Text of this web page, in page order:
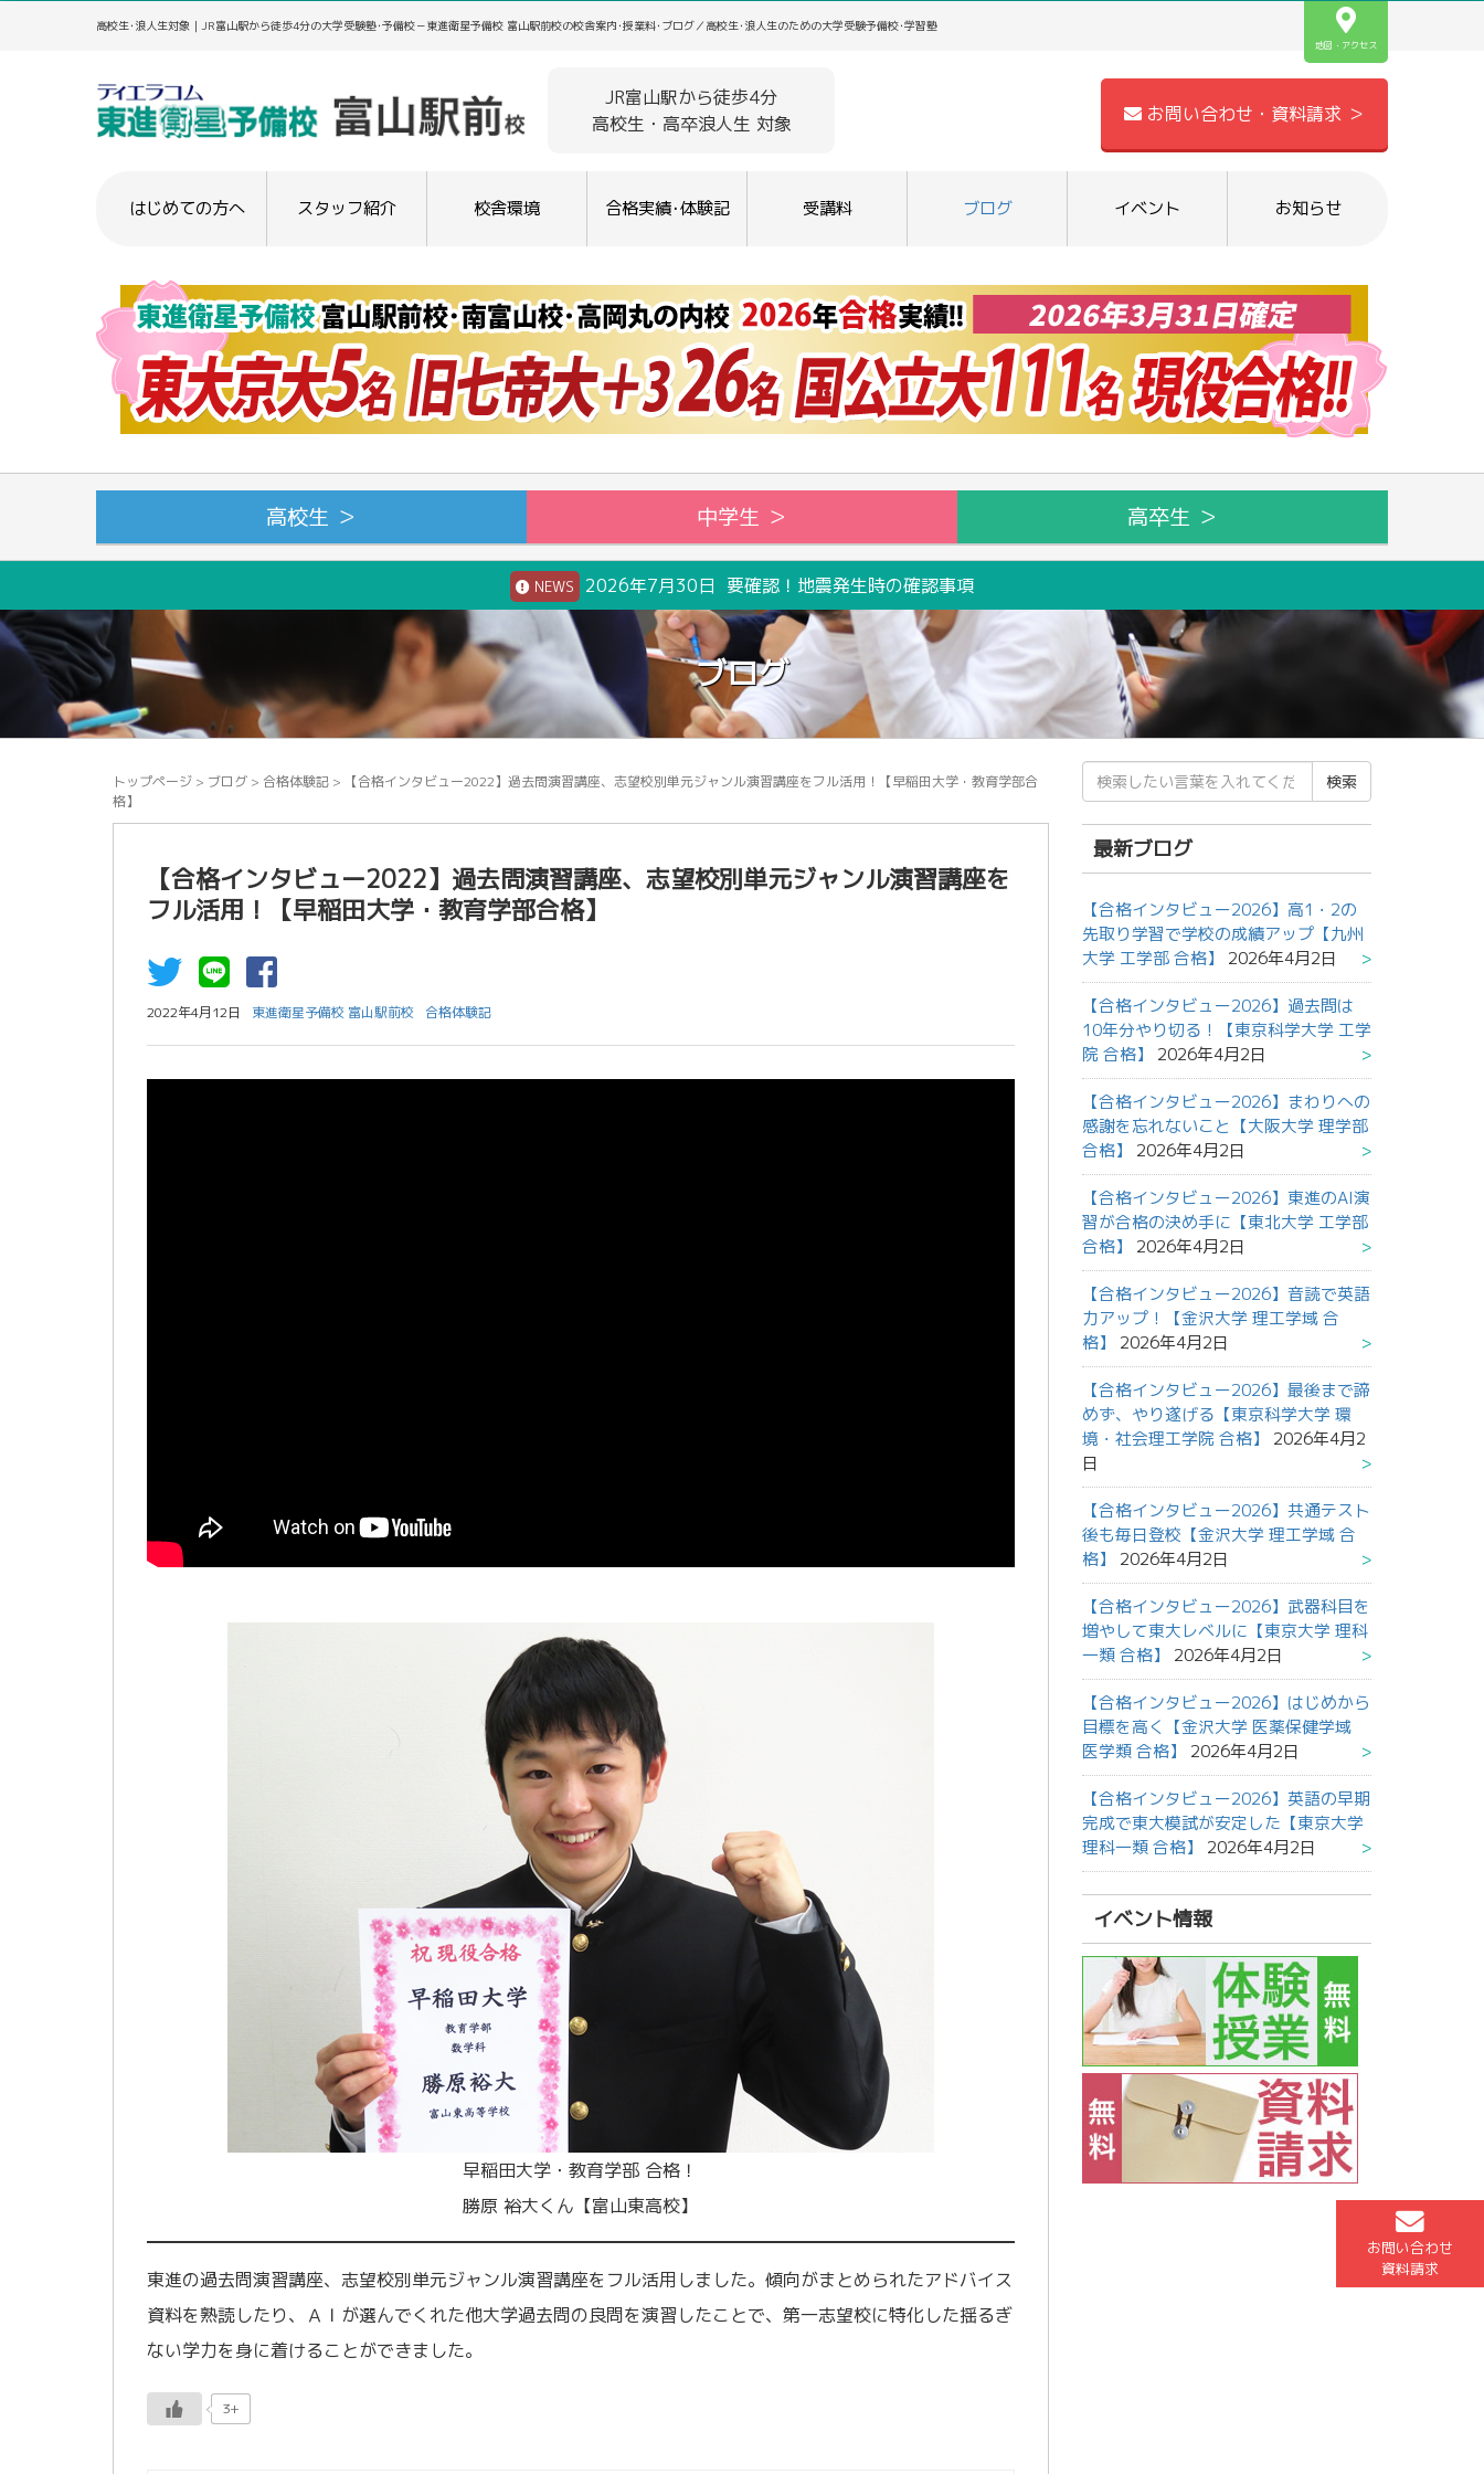
高校生･浪人生対象｜JR富山駅から徒歩4分の大学受験塾･予備校－東進衛星予備校 富山駅前校の校舎案内･授業料･ブログ／高校生･浪人生のための大学受験予備校･学習塾
地図・アクセス
JR富山駅から徒歩4分
高校生・高卒浪人生 対象
お問い合わせ・資料請求 ＞
はじめての方へ スタッフ紹介 校舎環境 合格実績･体験記 受講料 ブログ イベント お知らせ
高校生 ＞ 中学生 ＞ 高卒生 ＞
お問い合わせ
資料請求
NEWS 2026年7月30日 要確認！地震発生時の確認事項
ブログ
トップページ > ブログ > 合格体験記 >
【合格インタビュー2022】過去問演習講座、志望校別単元ジャンル演習講座をフル活用！【早稲田大学・教育学部合
格】
【合格インタビュー2022】過去問演習講座、志望校別単元ジャンル演習講座を
フル活用！【早稲田大学・教育学部合格】
2022年4月12日 東進衛星予備校 富山駅前校 合格体験記
早稲田大学・教育学部 合格！
勝原 裕大くん【富山東高校】
東進の過去問演習講座、志望校別単元ジャンル演習講座をフル活用しました。傾向がまとめられたアドバイス
資料を熟読したり、ＡＩが選んでくれた他大学過去問の良問を演習したことで、第一志望校に特化した揺るぎ
ない学力を身に着けることができました。
3+
検
索
結
果:
最新ブログ
【合格インタビュー2026】高1・2の
先取り学習で学校の成績アップ【九州
大学 工学部 合格】
2026年4月2日
【合格インタビュー2026】過去問は
10年分やり切る！【東京科学大学 工学
院 合格】
2026年4月2日
【合格インタビュー2026】まわりへの
感謝を忘れないこと【大阪大学 理学部
合格】
2026年4月2日
【合格インタビュー2026】東進のAI演
習が合格の決め手に【東北大学 工学部
合格】
2026年4月2日
【合格インタビュー2026】音読で英語
力アップ！【金沢大学 理工学域 合
格】
2026年4月2日
【合格インタビュー2026】最後まで諦
めず、やり遂げる【東京科学大学 環
境・社会理工学院 合格】
2026年4月2
日
【合格インタビュー2026】共通テスト
後も毎日登校【金沢大学 理工学域 合
格】
2026年4月2日
【合格インタビュー2026】武器科目を
増やして東大レベルに【東京大学 理科
一類 合格】
2026年4月2日
【合格インタビュー2026】はじめから
目標を高く【金沢大学 医薬保健学域
医学類 合格】
2026年4月2日
【合格インタビュー2026】英語の早期
完成で東大模試が安定した【東京大学
理科一類 合格】
2026年4月2日
イベント情報